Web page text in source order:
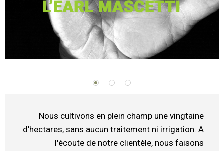
Nous cultivons en plein champ une vingtaine
d’hectares, sans aucun traitement ni irrigation. A
l'écoute de notre clientèle, nous faisons